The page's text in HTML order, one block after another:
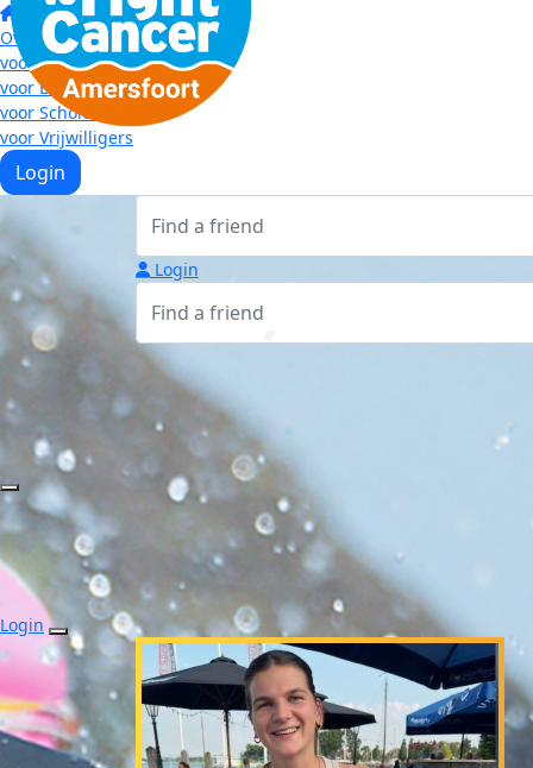
Home
Over Swim Amersfoort
voor Deelnemers
voor Bedrijven
voor Scholen
voor Vrijwilligers
Login
Login
Login